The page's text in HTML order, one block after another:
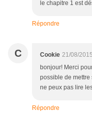
le chapitre 1 est
Répondre
C Cookie 21/08/
bonjour! Merci
possible de mettre
ne peux pas lire
Répondre